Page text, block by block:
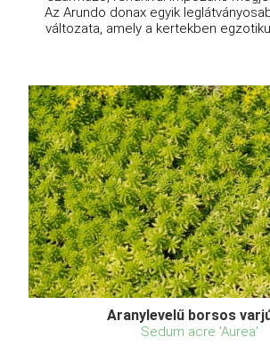
Az Arundo donax egyik
változata, amely a kertekben
Aranylevelű borsos
Sedum acre 'Aurea'